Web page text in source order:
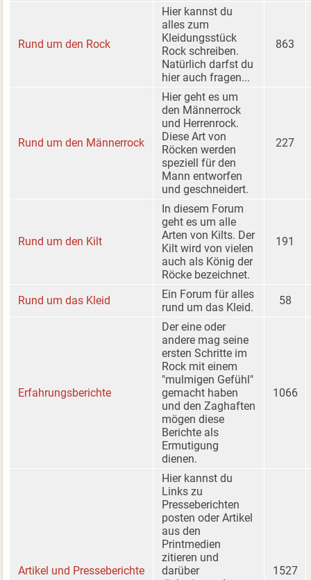
Rund um den Rock
Hier kannst du
alles zum
Kleidungsstück
Rock schreiben.
Natürlich darfst du
hier auch fragen...
863
Rund um den Männerrock
Hier geht es um
den Männerrock
und Herrenrock.
Diese Art von
Röcken werden
speziell für den
Mann entworfen
und geschneidert.
227
Rund um den Kilt
In diesem Forum
geht es um alle
Arten von Kilts. Der
Kilt wird von vielen
auch als König der
Röcke bezeichnet.
191
Rund um das Kleid
Ein Forum für alles
rund um das Kleid.
58
Erfahrungsberichte
Der eine oder
andere mag seine
ersten Schritte im
Rock mit einem
"mulmigen Gefühl"
gemacht haben
und den Zaghaften
mögen diese
Berichte als
Ermutigung
dienen.
1066
Artikel und Presseberichte
Hier kannst du
Links zu
Presseberichten
posten oder Artikel
aus den
Printmedien
zitieren und
darüber
1527